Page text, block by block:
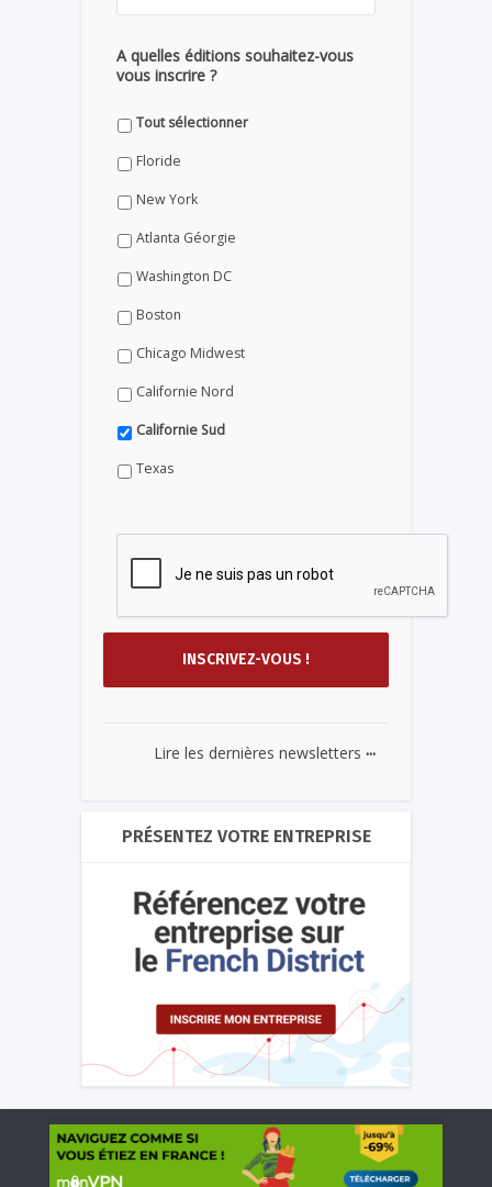
A quelles éditions souhaitez-vous
vous inscrire ?
Tout sélectionner
Floride
New York
Atlanta Géorgie
Washington DC
Boston
Chicago Midwest
Californie Nord
Californie Sud
Texas
Lire les dernières newsletters ...
PRÉSENTEZ VOTRE ENTREPRISE